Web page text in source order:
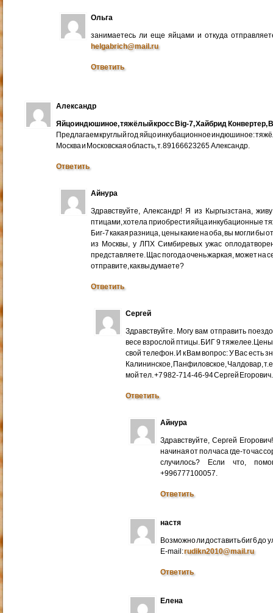
Ольга
занимаетесь ли еще яйцами и откуда
helgabrich@mail.ru
Ответить
Александр
Яйцо индюшиное, тяжёлый кросс Big-7, Хайбрид Конвертер,
Предлагаем круглый год яйцо инкубационное индюшиное:
Москва и Московская область, т. 89166623265 Александр.
Ответить
Айнура
Здравствуйте, Александр! Я из Кыргызстана,
птицами, хотела приобрести яйца инкубационные
Биг-7 какая разница, цены какие на оба, вы могли бы
из Москвы, у ЛПХ Симбиревых ужас
представляете. Щас погода очень жаркая, может на
отправите, как вы думаете?
Ответить
Сергей
Здравствуйте. Могу вам отправить
весе взрослой птицы. БИГ 9
свой телефон. И к Вам вопрос: У Вас есть
Калининское, Панфиловское, Чалдовар,
мой тел. +7 982-714-46-94 Сергей Егорович.
Ответить
Айнура
Здравствуйте, Сергей
начиная от пол часа где-то час
случилось? Если что,
+996777100057.
Ответить
настя
Возможно ли доставить биг 6 до
E-mail:rudikn2010@mail.ru
Ответить
Елена